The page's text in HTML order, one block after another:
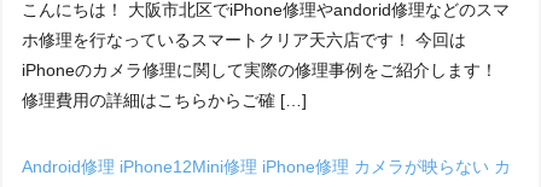
こんにちは！ 大阪市北区でiPhone修理やandorid修理などのスマ
ホ修理を行なっているスマートクリア天六店です！ 今回は
iPhoneのカメラ修理に関して実際の修理事例をご紹介します！
修理費用の詳細はこちらからご確 […]
Android修理 iPhone12Mini修理 iPhone修理 カメラが映らない カ